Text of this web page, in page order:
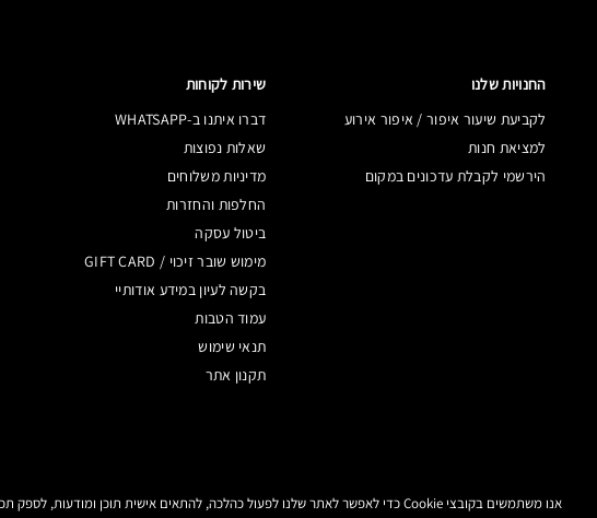
החנויות שלנו
לקביעת שיעור איפור / איפור אירוע
למציאת חנות
הירשמי לקבלת עדכונים במקום
שירות לקוחות
דברו איתנו ב-WHATSAPP
שאלות נפוצות
מדיניות משלוחים
החלפות והחזרות
ביטול עסקה
מימוש שובר זיכוי / GIFT CARD
בקשה לעיון במידע אודותיי
עמוד הטבות
תנאי שימוש
תקנון אתר
אנו משתמשים בקובצי Cookie כדי לאפשר לאתר שלנו לפעול כהלכה, להתאים אישית תוכן ומודעות, לספק תכונות מדיה חברתית ולנתח את התעבורה באתר. בנוסף, אנו משתפים מידע אודות השימוש שלך באתר שלנו עם המדיה החברתית ושותפי הפרסום והניתוח שלנו.